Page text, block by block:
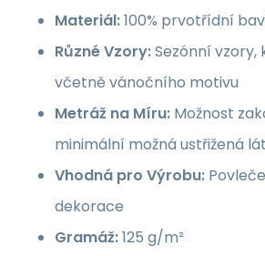
Materiál:100% prvotřídní
Různé Vzory:Sezónní
včetně vánočního motivu
Metráž na Míru: Možnost
minimální možná ustřižená
Vhodná pro Výrobu:
dekorace
Gramáž:125 g/m²